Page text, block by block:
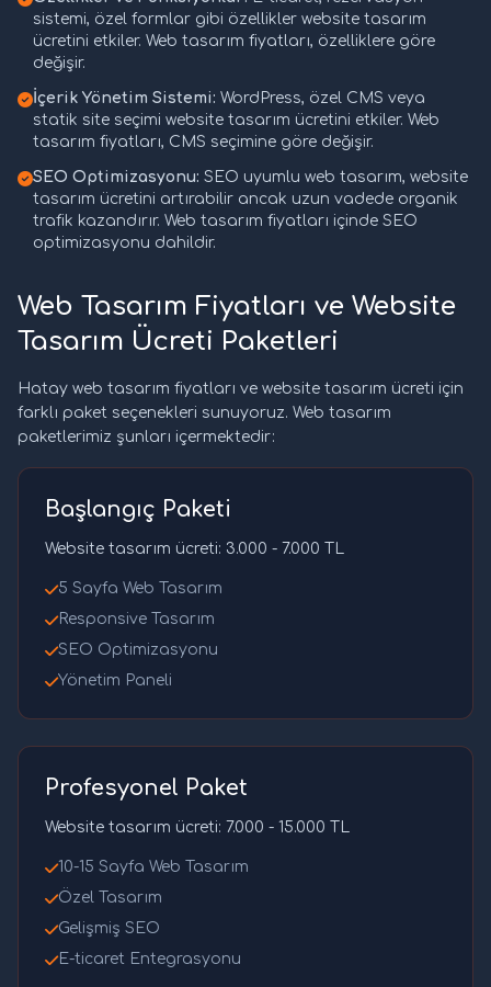
sistemi, özel formlar gibi özellikler website tasarım
ücretini etkiler. Web tasarım fiyatları, özelliklere göre
değişir.
İçerik Yönetim Sistemi: WordPress, özel CMS veya
statik site seçimi website tasarım ücretini etkiler. Web
tasarım fiyatları, CMS seçimine göre değişir.
SEO Optimizasyonu: SEO uyumlu web tasarım, website
tasarım ücretini artırabilir ancak uzun vadede organik
trafik kazandırır. Web tasarım fiyatları içinde SEO
optimizasyonu dahildir.
Web Tasarım Fiyatları ve Website
Tasarım Ücreti Paketleri
Hatay web tasarım fiyatları ve website tasarım ücreti için
farklı paket seçenekleri sunuyoruz. Web tasarım
paketlerimiz şunları içermektedir:
Başlangıç Paketi
Website tasarım ücreti: 3.000 - 7.000 TL
5 Sayfa Web Tasarım
Responsive Tasarım
SEO Optimizasyonu
Yönetim Paneli
Profesyonel Paket
Website tasarım ücreti: 7.000 - 15.000 TL
10-15 Sayfa Web Tasarım
Özel Tasarım
Gelişmiş SEO
E-ticaret Entegrasyonu